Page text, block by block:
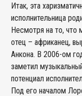
Итак, эта
исполнительница
Несмотря на то, что
отец – африканец,
Анкона. В 2006-ом
заметил
потенциал
Под его началом